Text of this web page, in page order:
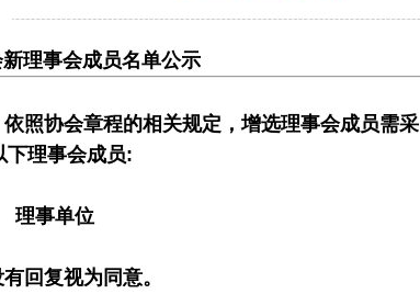
理事会成员名单公示
照协会章程的相关规定，增选理事会成员需采
下理事会成员:
单位
回复视为同意。